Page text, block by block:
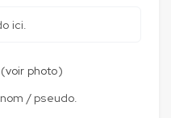
photo)
/ pseudo.